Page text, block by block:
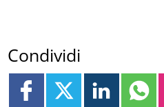
Condividi